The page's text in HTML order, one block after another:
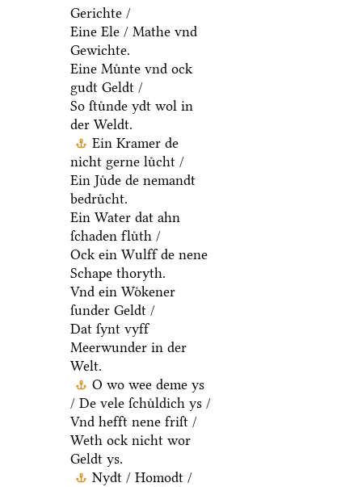
Gerichte /
Eine Ele / Mathe vnd
Gewichte.
Eine Muͤnte vnd ock
gudt Geldt /
So ſtuͤnde ydt wol in
der Weldt.
Ein Kramer de
nicht gerne luͤcht /
Ein Juͤde de nemandt
bedruͤcht.
Ein Water dat ahn
ſchaden fluͤth /
Ock ein Wulff de nene
Schape thoryth.
Vnd ein Woͤkener
ſunder Geldt /
Dat ſynt vyff
Meerwunder in der
Welt.
O wo wee deme ys
/ De vele ſchuͤldich ys /
Vnd hefft nene friſt /
Weth ock nicht wor
Geldt ys.
Nydt / Homodt /